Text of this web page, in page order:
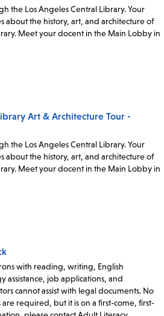
the Los Angeles Central Library. Your
about the history, art, and architecture of
Meet your docent in the Main Lobby in
Art & Architecture Tour -
the Los Angeles Central Library. Your
about the history, art, and architecture of
Meet your docent in the Main Lobby in
with reading, writing, English
assistance, job applications, and
cannot assist with legal documents. No
required, but it is on a first-come, first-